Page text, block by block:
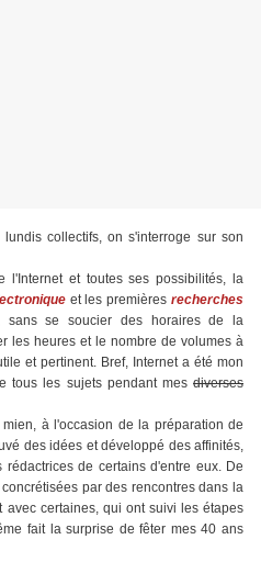
collectifs, on s'interroge sur son
l'Internet et toutes ses possibilités, la
et les premièresrecherches
se soucier des horaires de la
les heures et le nombre de volumes à
et pertinent. Bref, Internet a été mon
tous les sujets pendant mes diverses
à l'occasion de la préparation de
des idées et développé des affinités,
de certains d'entre eux. De
par des rencontres dans la
certaines, qui ont suivi les étapes
fait la surprise de fêter mes 40 ans